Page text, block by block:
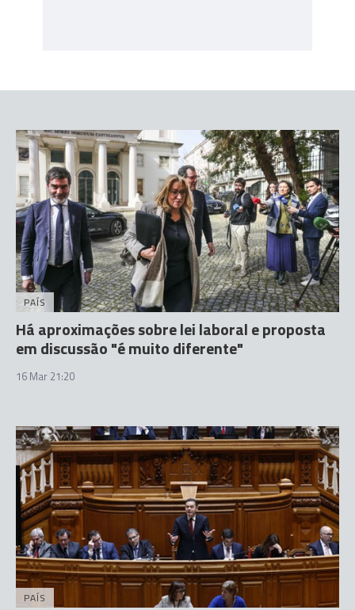
PAÍS
Há aproximações sobre lei laboral e proposta
em discussão "é muito diferente"
16 Mar 21:20
PAÍS